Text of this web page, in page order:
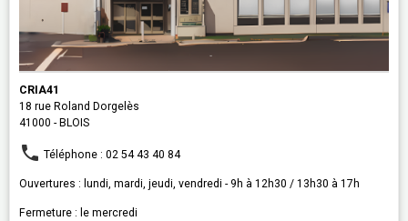
CRIA41
18 rue Roland Dorgelès
41000 - BLOIS
Téléphone : 02 54 43 40 84
Ouvertures : lundi, mardi, jeudi, vendredi - 9h à 12h30 / 13h30 à 17h
Fermeture : le mercredi